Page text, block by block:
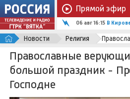
Прямой эфир
06 авг 16:15 В
Новости Религия
Православные
большой праздник -
Господне